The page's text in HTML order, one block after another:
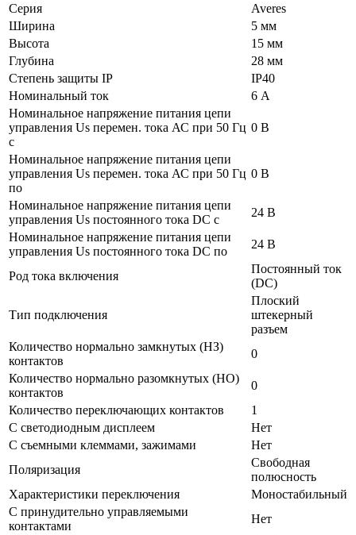
Серия
Averes
Ширина
5 мм
Высота
15 мм
Глубина
28 мм
Степень защиты IP
IP40
Номинальный ток
6 А
Номинальное напряжение питания цепи
управления Us перемен. тока АС при 50 Гц
с
0 В
Номинальное напряжение питания цепи
управления Us перемен. тока АС при 50 Гц
по
0 В
Номинальное напряжение питания цепи
управления Us постоянного тока DC с
24 В
Номинальное напряжение питания цепи
управления Us постоянного тока DC по
24 В
Род тока включения
Постоянный ток
(DC)
Тип подключения
Плоский
штекерный
разъем
Количество нормально замкнутых (НЗ)
контактов
0
Количество нормально разомкнутых (НО)
контактов
0
Количество переключающих контактов
1
С светодиодным дисплеем
Нет
С съемными клеммами, зажимами
Нет
Поляризация
Свободная
полюсность
Характеристики переключения
Моностабильный
С принудительно управляемыми
контактами
Нет